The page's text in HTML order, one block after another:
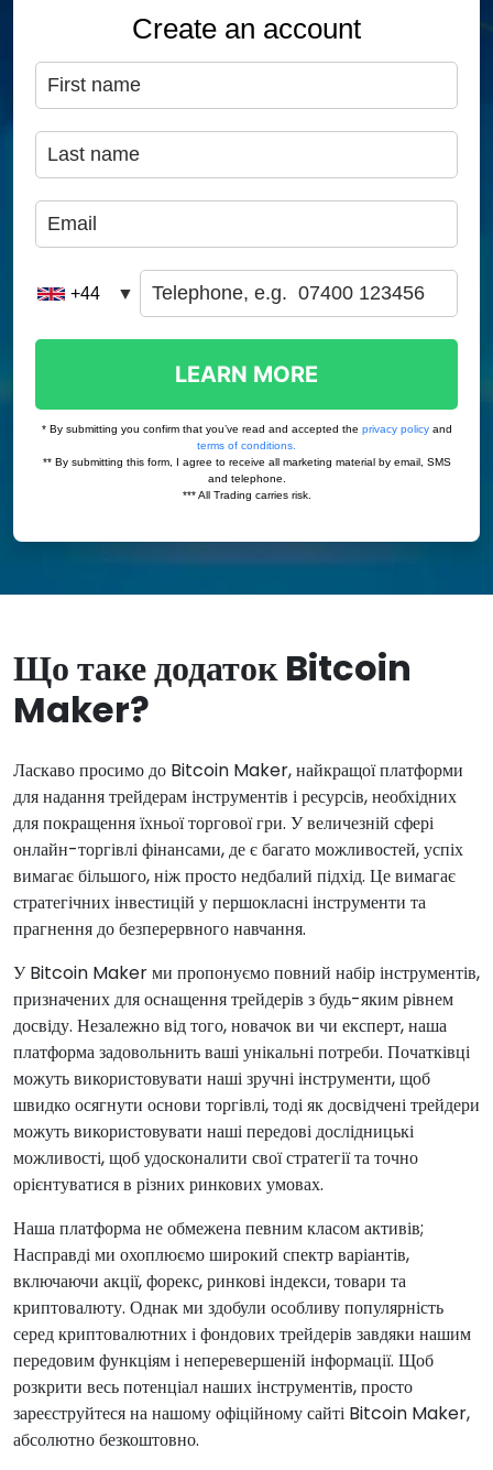
Що таке додаток Bitcoin
Maker?
Ласкаво просимо до Bitcoin Maker, найкращої платформи
для надання трейдерам інструментів і ресурсів, необхідних
для покращення їхньої торгової гри. У величезній сфері
онлайн-торгівлі фінансами, де є багато можливостей, успіх
вимагає більшого, ніж просто недбалий підхід. Це вимагає
стратегічних інвестицій у першокласні інструменти та
прагнення до безперервного навчання.
У Bitcoin Maker ми пропонуємо повний набір інструментів,
призначених для оснащення трейдерів з будь-яким рівнем
досвіду. Незалежно від того, новачок ви чи експерт, наша
платформа задовольнить ваші унікальні потреби. Початківці
можуть використовувати наші зручні інструменти, щоб
швидко осягнути основи торгівлі, тоді як досвідчені трейдери
можуть використовувати наші передові дослідницькі
можливості, щоб удосконалити свої стратегії та точно
орієнтуватися в різних ринкових умовах.
Наша платформа не обмежена певним класом активів;
Насправді ми охоплюємо широкий спектр варіантів,
включаючи акції, форекс, ринкові індекси, товари та
криптовалюту. Однак ми здобули особливу популярність
серед криптовалютних і фондових трейдерів завдяки нашим
передовим функціям і неперевершеній інформації. Щоб
розкрити весь потенціал наших інструментів, просто
зареєструйтеся на нашому офіційному сайті Bitcoin Maker,
абсолютно безкоштовно.